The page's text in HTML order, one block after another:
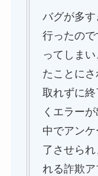
バグが多
行ったの
ってしま
たことに
取れずに
くエラー
中でアン
了させら
れる詐欺ア